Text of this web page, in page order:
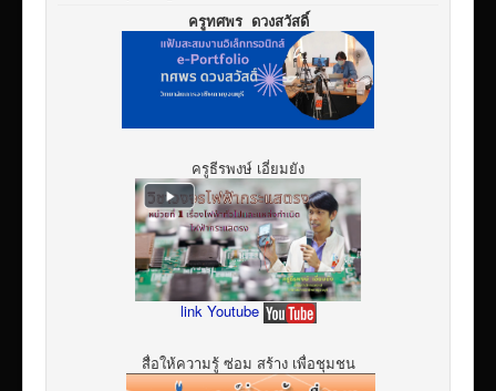
ครูทศพร ดวงสวัสดิ์
ครูธีรพงษ์ เอี่ยมยัง
link Youtube
สื่อให้ความรู้ ซ่อม สร้าง เพื่อชุมชน